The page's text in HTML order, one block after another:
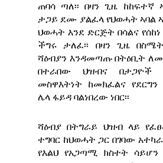
ጠባሳ ጣለ፡፡ በዛን ጊዜ
ታጋይ ደሙ ያልፈላ የህወሓት ኣባል
ህወሓት እንደ ድርጅት በሳልና
ችግሩ ታለፈ፡፡ በዛን ጊዜ
ሻዕብያን እንዳመጣጡ በትዕቢት
በተራበው ህዝብና በታጋዮች
መስዋእትነት ከመክፈልና
ሌላ ፋይዳ ባልነበረው ነበር፡፡
ሻዕብያ በትግራይ ህዝብ ላይ
ተግባር ከህወሓት ጋር በገባው
የእልህ የአጋጣሚ ክስተት ሳይሆን